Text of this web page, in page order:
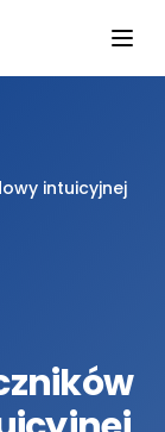
intuicyjnej